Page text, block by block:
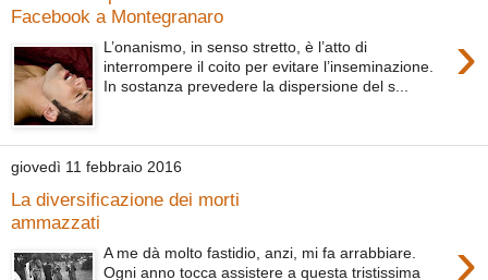
Facebook a Montegranaro
›
L’onanismo, in senso stretto, è l’atto di
interrompere il coito per evitare l’inseminazione.
In sostanza prevedere la dispersione del s...
giovedì 11 febbraio 2016
La diversificazione dei morti
ammazzati
›
A me dà molto fastidio, anzi, mi fa arrabbiare.
Ogni anno tocca assistere a questa tristissima